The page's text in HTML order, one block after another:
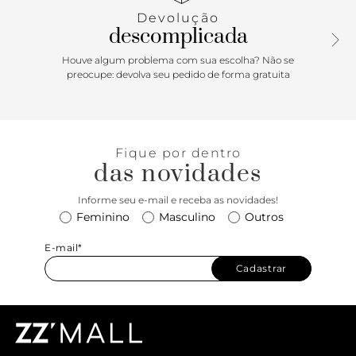
tachas triangulares que são a cara da Schutz. Must have!
Comprimento da alça: 19cm | Largura alça: 2cm
Devolução
descomplicada
Houve algum problema com sua escolha? Não se
preocupe: devolva seu pedido de forma gratuita
Fique por dentro
das novidades
Informe seu e-mail e receba as novidades!
Feminino Masculino Outros
E-mail*
Cadastrar